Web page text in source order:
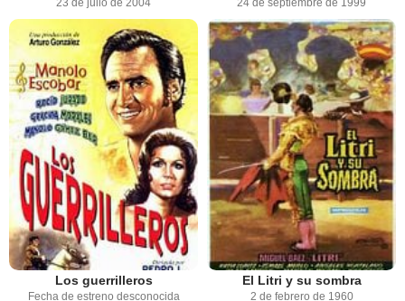
Los guerrilleros
Fecha de estreno desconocida
El Litri y su sombra
2 de febrero de 1960